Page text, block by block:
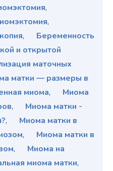
,
,
,
Беременность
и открытой
маточных
матки — размеры в
миома,
Миома
,
Миома матки -
,
Миома матки в
,
Миома матки в
,
Миома на
миома матки,